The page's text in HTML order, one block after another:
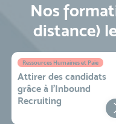
Nos
distance)
Ressources Humaines et Paie
Attirer des candidats
grâce à l’Inbound
Recruiting